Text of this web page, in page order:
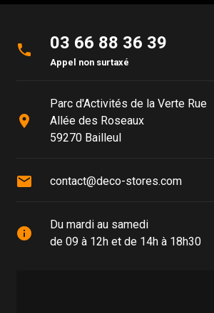
phone 03 66 88 36 39
Appel non surtaxé
place
Parc d'Activités de la Verte Rue
Allée des Roseaux
59270 Bailleul
mail contact@deco-stores.com
info
Du mardi au samedi
de 09 à 12h et de 14h à 18h30